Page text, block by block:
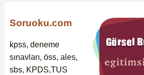
Soruoku.com
kpss, deneme
sınavları, öss, ales,
sbs, KPDS,TUS